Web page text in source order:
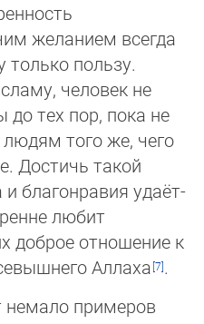
желанием всегда
пользу.
человек не
до тех пор, пока не
того же, чего
Достичь такой
и благонравия уда­ёт­
любит
доброе отношение к
Ал­ла­ха
.
немало примеров